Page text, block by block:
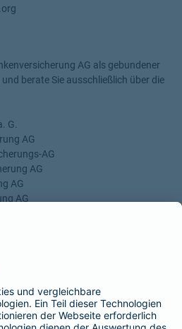
AG als gebundener
berate Sie ausschließlich über die
G.
AG
AG
AG
AG
AG
AG
AG
Versicherungsprämie